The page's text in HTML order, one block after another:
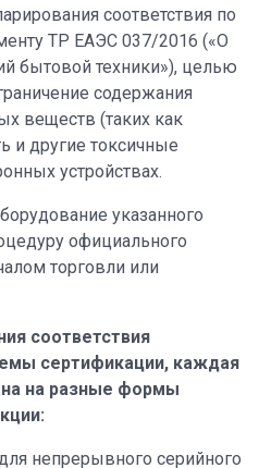
соответствия по
ТР ЕАЭС 037/2016 («О
бытовой техники»), целью
содержания
веществ (таких как
и другие токсичные
устройствах.
указанного
официального
торговли или
соответствия
сертификации, каждая
на разные формы
непрерывного серийного